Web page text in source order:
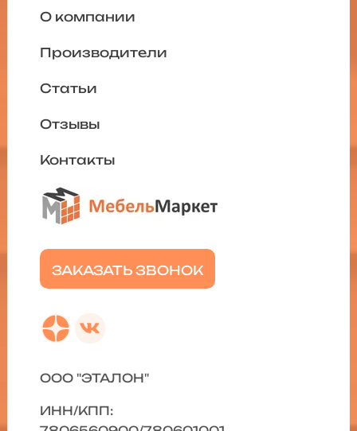
ЗАКАЗАТЬ ЗВОНОК
О компании
Производители
Статьи
Отзывы
Контакты
ООО "ЭТАЛОН"
ИНН/КПП: